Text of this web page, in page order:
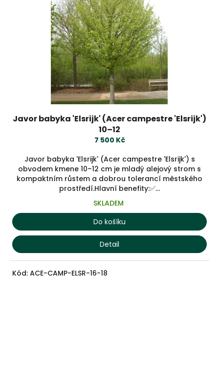
Javor babyka 'Elsrijk' (Acer campestre 'Elsrijk')
10–12
7 500 Kč
Javor babyka 'Elsrijk' (Acer campestre 'Elsrijk') s
obvodem kmene 10–12 cm je mladý alejový strom s
kompaktním růstem a dobrou tolerancí městského
prostředí.Hlavní benefity:✅...
SKLADEM
Do košíku
Detail
Kód: ACE-CAMP-ELSR-16-18